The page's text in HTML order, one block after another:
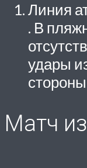
Линия
. В
удары
Матч